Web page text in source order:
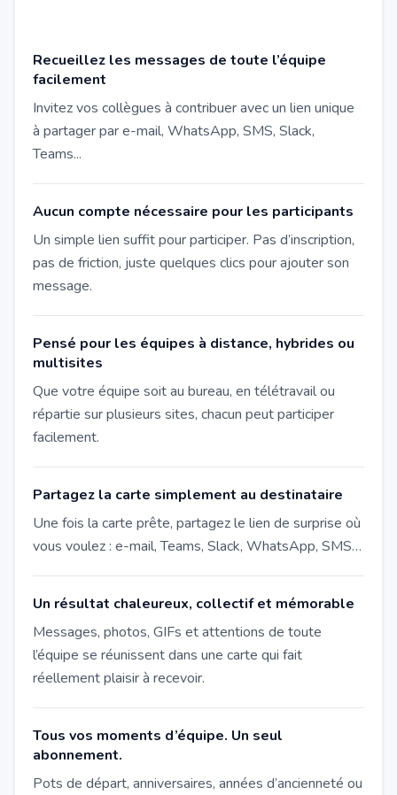
Recueillez les messages de toute l’équipe
facilement
Invitez vos collègues à contribuer avec un lien unique
à partager par e-mail, WhatsApp, SMS, Slack,
Teams...
Aucun compte nécessaire pour les participants
Un simple lien suffit pour participer. Pas d’inscription,
pas de friction, juste quelques clics pour ajouter son
message.
Pensé pour les équipes à distance, hybrides ou
multisites
Que votre équipe soit au bureau, en télétravail ou
répartie sur plusieurs sites, chacun peut participer
facilement.
Partagez la carte simplement au destinataire
Une fois la carte prête, partagez le lien de surprise où
vous voulez : e-mail, Teams, Slack, WhatsApp, SMS…
Un résultat chaleureux, collectif et mémorable
Messages, photos, GIFs et attentions de toute
l’équipe se réunissent dans une carte qui fait
réellement plaisir à recevoir.
Tous vos moments d’équipe. Un seul
abonnement.
Pots de départ, anniversaires, années d’ancienneté ou